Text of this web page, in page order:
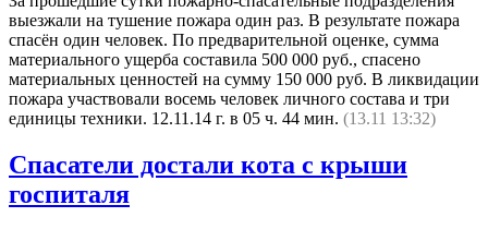
выезжали на тушение пожара один раз. В результате пожара
спасён один человек. По предварительной оценке, сумма
материального ущерба составила 500 000 руб., спасено
материальных ценностей на сумму 150 000 руб. В ликвидации
пожара участвовали восемь человек личного состава и три
единицы техники. 12.11.14 г. в 05 ч. 44 мин. (13.11 13:32)
Спасатели достали кота с крыши
госпиталя